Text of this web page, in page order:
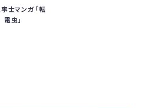
士マンガ「転
電虫」